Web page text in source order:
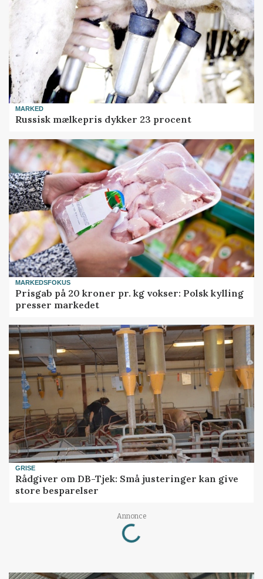
MARKED
Russisk mælkepris dykker 23 procent
MARKEDSFOKUS
Prisgab på 20 kroner pr. kg vokser: Polsk kylling
presser markedet
GRISE
Rådgiver om DB-Tjek: Små justeringer kan give
store besparelser
Annonce
Loading...